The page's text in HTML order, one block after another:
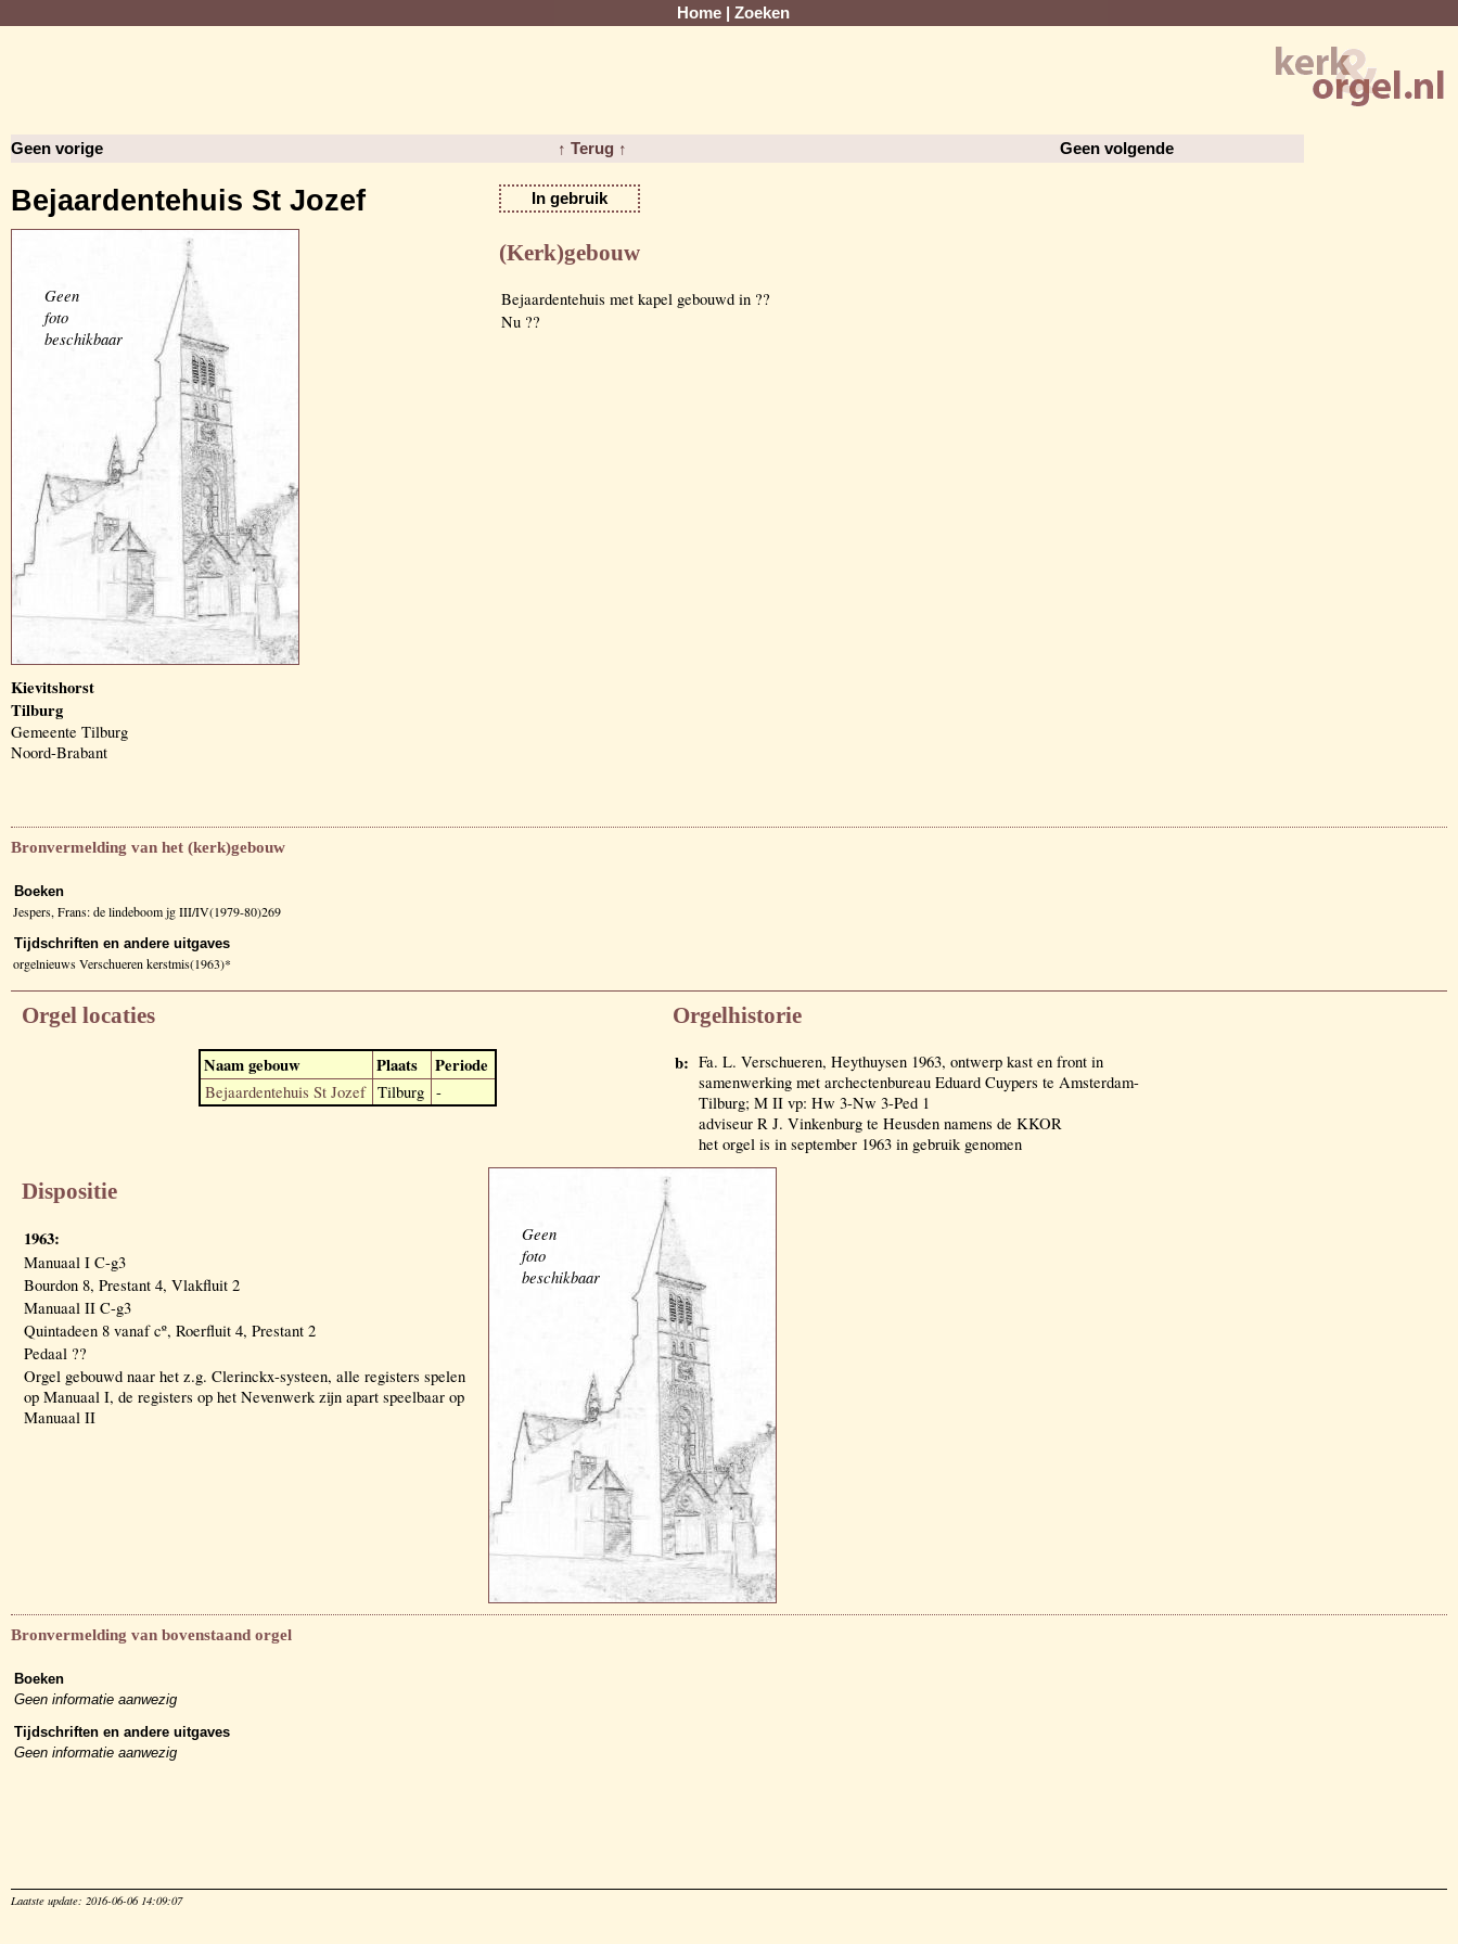
Home Zoeken
Geen vorige ↑ Terug ↑ Geen volgende
Bejaardentehuis St Jozef In gebruik
Geen
foto
beschikbaar
Kievitshorst
Tilburg
Gemeente Tilburg
Noord-Brabant
(Kerk)gebouw
Bejaardentehuis met kapel gebouwd in ??
Nu ??
Bronvermelding van het (kerk)gebouw
Boeken
Jespers, Frans: de lindeboom jg III/IV(1979-80)269
Tijdschriften en andere uitgaves
orgelnieuws Verschueren kerstmis(1963)*
Orgel locaties
Naam gebouw Plaats Periode
Bejaardentehuis St Jozef Tilburg -
Orgelhistorie
b: Fa. L. Verschueren, Heythuysen 1963, ontwerp kast en front in
samenwerking met archectenbureau Eduard Cuypers te Amsterdam-
Tilburg; M II vp: Hw 3-Nw 3-Ped 1
adviseur R J. Vinkenburg te Heusden namens de KKOR
het orgel is in september 1963 in gebruik genomen
Dispositie
1963:
Manuaal I C-g3
Bourdon 8, Prestant 4, Vlakfluit 2
Manuaal II C-g3
Quintadeen 8 vanaf cº, Roerfluit 4, Prestant 2
Pedaal ??
Orgel gebouwd naar het z.g. Clerinckx-systeen, alle registers spelen
op Manuaal I, de registers op het Nevenwerk zijn apart speelbaar op
Manuaal II
Geen
foto
beschikbaar
Bronvermelding van bovenstaand orgel
Boeken
Geen informatie aanwezig
Tijdschriften en andere uitgaves
Geen informatie aanwezig
Laatste update: 2016-06-06 14:09:07